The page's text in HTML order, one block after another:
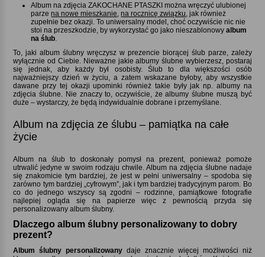
Album na zdjęcia ZAKOCHANE PTASZKI można wręczyć ulubionej
parzena nowe mieszkanie ,na rocznicę związku , jak również
zupełnie bez okazji. To uniwersalny model, choć oczywiście nic nie
stoi na przeszkodzie, by wykorzystać go jako nieszablonowyalbum
na ślub
To, jaki album ślubny wręczysz w prezencie biorącej ślub parze, zależy
wyłącznie od Ciebie. Nieważne jakie albumy ślubne wybierzesz, postaraj
się jednak, aby każdy był osobisty. Ślub to dla większości osób
najważniejszy dzień w życiu, a zatem wskazane byłoby, aby wszystkie
dawane przy tej okazji upominki również takie były jak np. albumy na
zdjęcia ślubne. Nie znaczy to, oczywiście, że albumy ślubne muszą być
duże – wystarczy, że będą indywidualnie dobrane i przemyślane.
Album na zdjęcia ze ślubu – pamiątka na całe
życie
Album na ślub to doskonały pomysł na prezent, ponieważ pomoże
utrwalić jedyne w swoim rodzaju chwile. Album na zdjęcia ślubne nadaje
się znakomicie tym bardziej, że jest w pełni uniwersalny – spodoba się
zarówno tym bardziej „cyfrowym”, jak i tym bardziej tradycyjnym parom. Bo
co do jednego wszyscy są zgodni – rodzinne, pamiątkowe fotografie
najlepiej ogląda się na papierze więc z pewnością przyda się
personalizowany album ślubny.
Dlaczego album ślubny personalizowany to dobry
prezent
Album ślubny personalizowany daje znacznie więcej możliwości niż